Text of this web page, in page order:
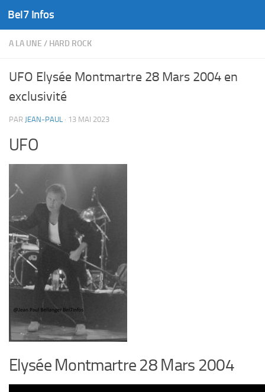
Skip to content
Bel7 Infos
A LA UNE / HARD ROCK
UFO Elysée Montmartre 28 Mars 2004 en
exclusivité
PAR JEAN-PAUL · 13 MAI 2023
UFO
Elysée Montmartre 28 Mars 2004